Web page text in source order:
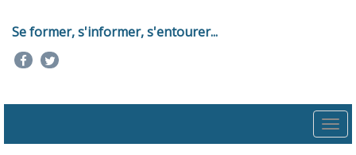
Se former, s'informer, s'entourer...